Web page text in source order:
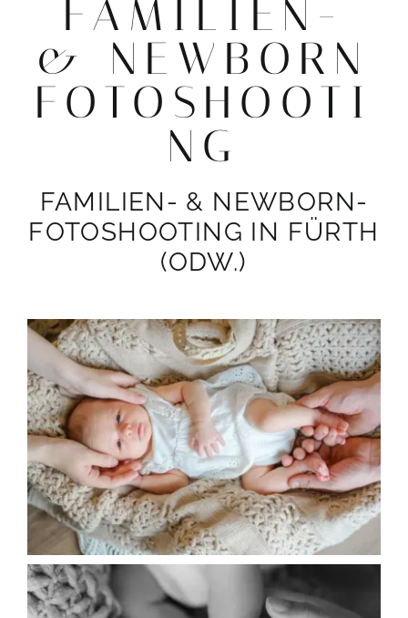
FAMILIEN-
& NEWBORN
FOTOSHOOTI
NG
FAMILIEN- & NEWBORN-
FOTOSHOOTING IN FÜRTH
(ODW.)